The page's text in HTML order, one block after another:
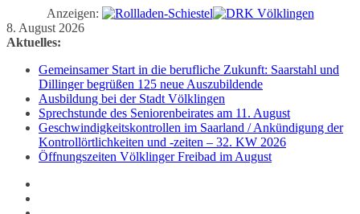
Anzeigen:
Zum
Inhalt
8. August 2026
Aktuelles:
Gemeinsamer Start in die berufliche Zukunft: Saarstahl und
Dillinger begrüßen 125 neue Auszubildende
Ausbildung bei der Stadt Völklingen
Sprechstunde des Seniorenbeirates am 11. August
Geschwindigkeitskontrollen im Saarland / Ankündigung der
Kontrollörtlichkeiten und -zeiten – 32. KW 2026
Öffnungszeiten Völklinger Freibad im August